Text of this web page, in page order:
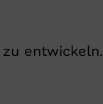
entwickeln.